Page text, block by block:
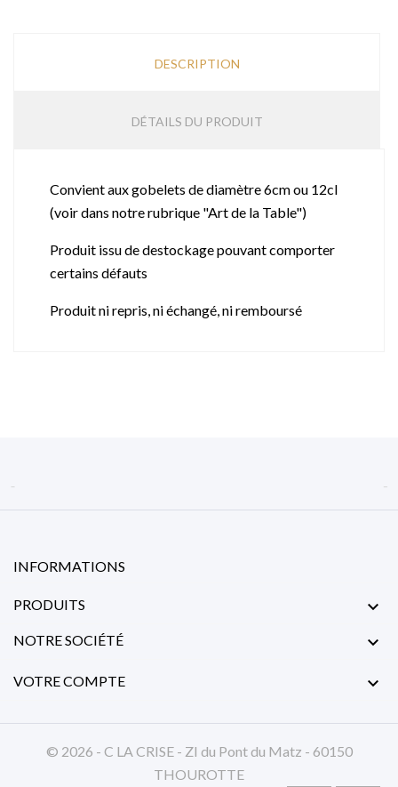
DESCRIPTION
DÉTAILS DU PRODUIT
Convient aux gobelets de diamètre 6cm ou 12cl
(voir dans notre rubrique "Art de la Table")
Produit issu de destockage pouvant comporter
certains défauts
Produit ni repris, ni échangé, ni remboursé
 
INFORMATIONS
PRODUITS 
NOTRE SOCIÉTÉ 
VOTRE COMPTE 
© 2026 - C LA CRISE - ZI du Pont du Matz - 60150
THOUROTTE